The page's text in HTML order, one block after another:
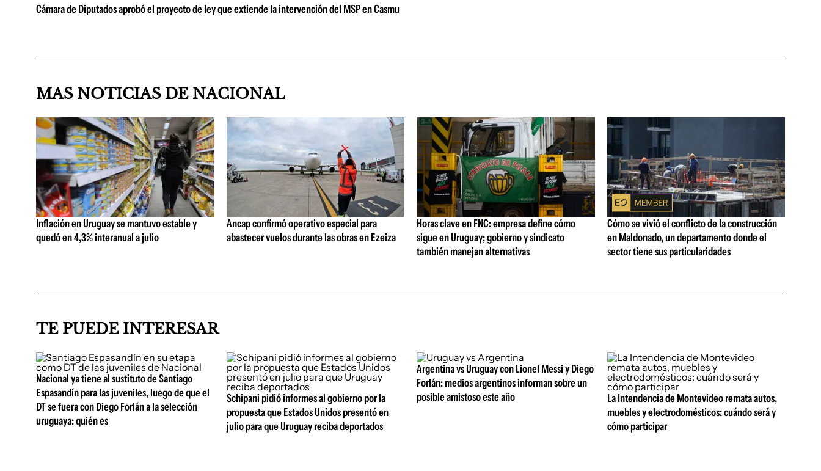
Cámara de Diputados aprobó el proyecto de ley que extiende la intervención del MSP en Casmu
MAS NOTICIAS DE NACIONAL
Inflación en Uruguay se mantuvo estable y
quedó en 4,3% interanual a julio
Ancap confirmó operativo especial para
abastecer vuelos durante las obras en Ezeiza
Horas clave en FNC: empresa define cómo
sigue en Uruguay; gobierno y sindicato
también manejan alternativas
Cómo se vivió el conflicto de la construcción
en Maldonado, un departamento donde el
sector tiene sus particularidades
TE PUEDE INTERESAR
Nacional ya tiene al sustituto de Santiago
Espasandín para las juveniles, luego de que el
DT se fuera con Diego Forlán a la selección
uruguaya: quién es
Schipani pidió informes al gobierno por la
propuesta que Estados Unidos presentó en
julio para que Uruguay reciba deportados
Argentina vs Uruguay con Lionel Messi y Diego
Forlán: medios argentinos informan sobre un
posible amistoso este año
La Intendencia de Montevideo remata autos,
muebles y electrodomésticos: cuándo será y
cómo participar